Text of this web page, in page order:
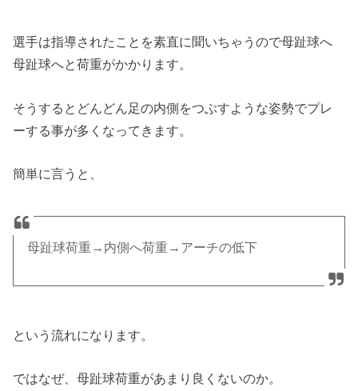
選手は指導されたことを素直に聞いちゃうので母趾球へ
母趾球へと荷重がかかります。
そうするとどんどん足の内側をつぶすような姿勢でプレ
ーする事が多くなってきます。
簡単に言うと、
母趾球荷重→内側へ荷重→アーチの低下
という流れになります。
ではなぜ、母趾球荷重があまり良くないのか。